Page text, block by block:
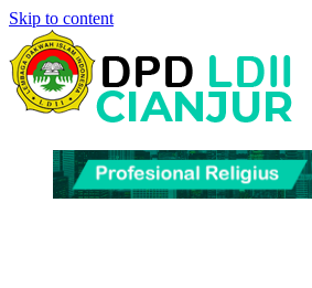
Skip to content